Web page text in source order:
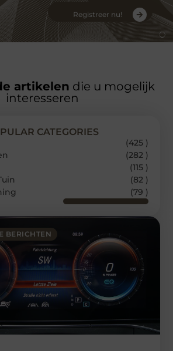
Registreer nu!
artikelen die u mogelijk
interesseren
BERICHTEN
CATEGORIES
(425 )
(282 )
(115 )
(82 )
(79 )